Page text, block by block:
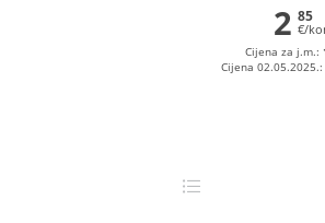
2 85
€/
Cijena za j.m.:
Cijena 02.05.2025.: